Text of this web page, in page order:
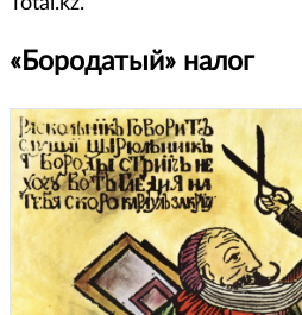
«Бородатый» налог